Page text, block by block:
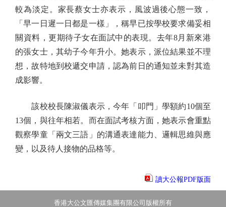
較為淡定。家長蔡女士亦表示，風波過後心態一致，
「早一日遲一日都是一樣」，稱早已按學校要求備妥相
關資料，更期待子女在面試中的表現。去年8月新來港
的張女士，其幼子今年升小。她表示，派位結果並不理
想，故特地到校遞交申請，認為前日的通知並未對其造
成影響。
該校校長陳淑儀表示，今年「叩門」學額約10個至
13個，與往年相若。而在面試考核方面，她表示會重點
觀察學童「兩文三語」的溝通表達能力、邏輯思維與應
變，以及待人接物的品格等。
讀大公報PDF版面
香港大公文匯傳媒集團有限公司版權所有